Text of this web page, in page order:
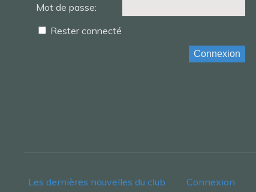
Mot de passe:
Rester connecté
Connexion
Les dernières nouvelles du club Connexion